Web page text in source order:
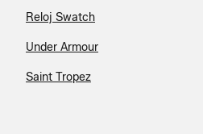
Reloj Swatch
Under Armour
Saint Tropez